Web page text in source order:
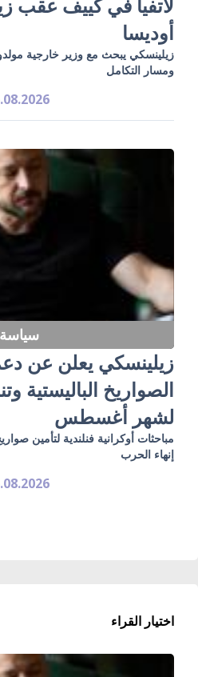
أوديسا
زيلينسكي يبحث مع وزير خارجية
ومسار التكامل
سياسة
زيلينسكي يعلن عن
الصواريخ
لشهر أغسطس
مباحثات أوكرانية فنلندية لتأمين
إنهاء الحرب
اختيار القراء